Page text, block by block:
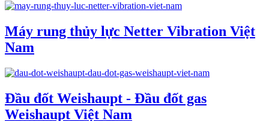
Máy rung thủy lực Netter Vibration Việt
Nam
Đầu đốt Weishaupt - Đầu đốt gas
Weishaupt Việt Nam